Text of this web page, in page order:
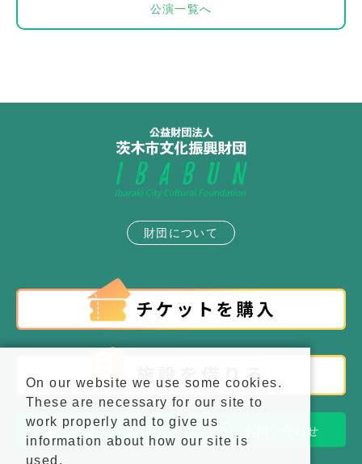
公演一覧へ
財団について
施設アクセス お問い合わせ
On our website we use some cookies.
These are necessary for our site to
work properly and to give us
information about how our site is
used.